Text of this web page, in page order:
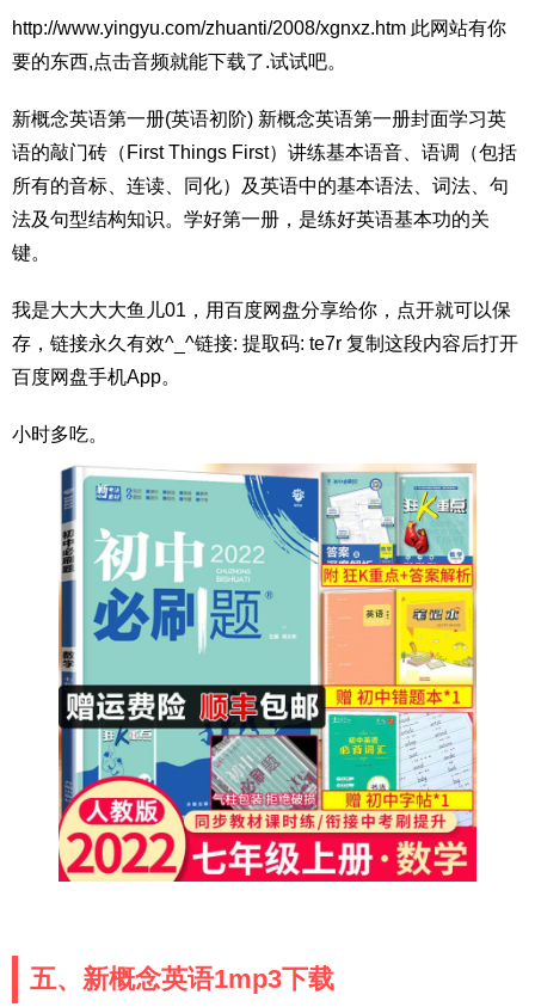
http://www.yingyu.com/zhuanti/2008/xgnxz.htm 此网站有你
要的东西,点击音频就能下载了.试试吧。
新概念英语第一册(英语初阶) 新概念英语第一册封面学习英
语的敲门砖（First Things First）讲练基本语音、语调（包括
所有的音标、连读、同化）及英语中的基本语法、词法、句
法及句型结构知识。学好第一册，是练好英语基本功的关
键。
我是大大大大鱼儿01，用百度网盘分享给你，点开就可以保
存，链接永久有效^_^链接: 提取码: te7r 复制这段内容后打开
百度网盘手机App。
小时多吃。
五、新概念英语1mp3下载